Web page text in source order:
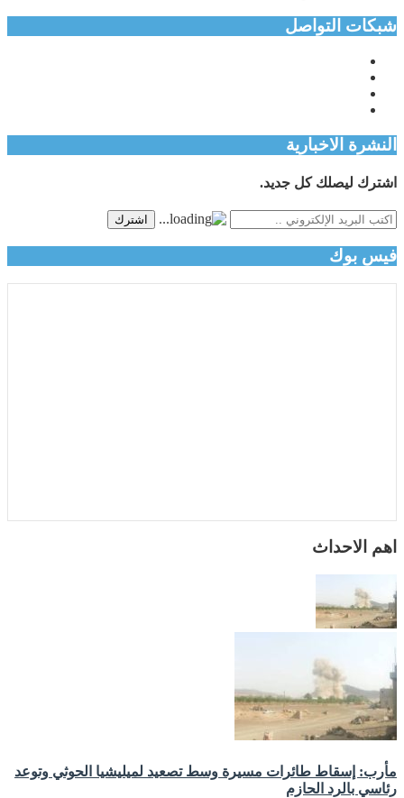
شبكات التواصل
النشرة الاخبارية
اشترك ليصلك كل جديد.
اشترك
فيس بوك
اهم الاحداث
مأرب: إسقاط طائرات مسيرة وسط تصعيد لميليشيا الحوثي وتوعد
رئاسي بالرد الحازم